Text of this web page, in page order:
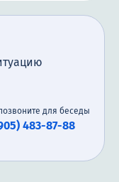
для беседы
483-87-88